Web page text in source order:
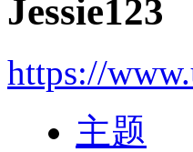
Jessie123
https://
主题